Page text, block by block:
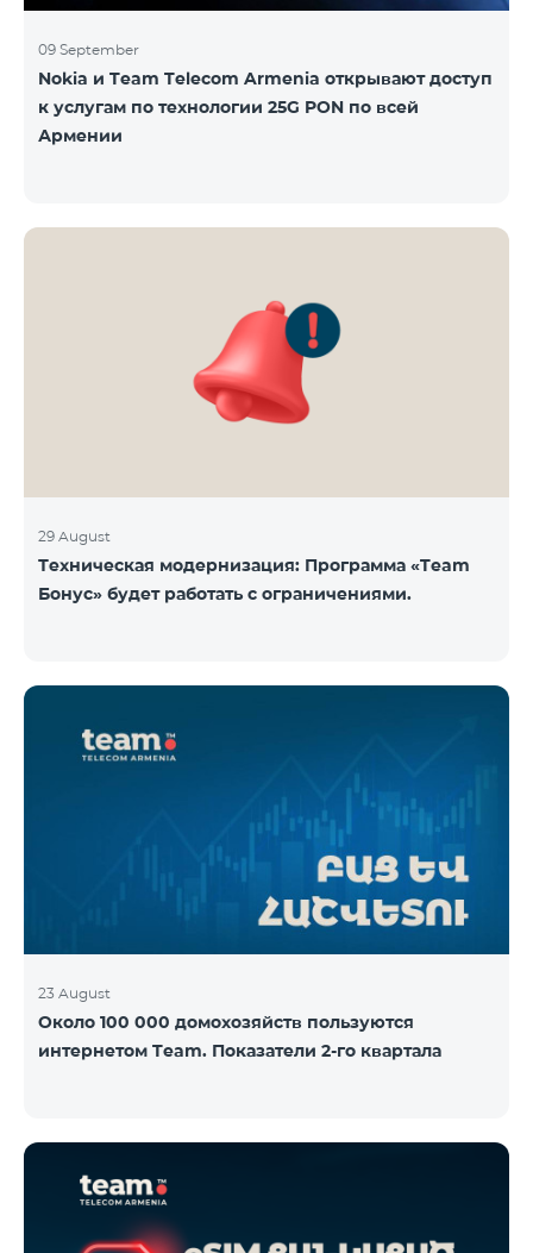
09 September
Nokia и Team Telecom Armenia открывают доступ
к услугам по технологии 25G PON по всей
Армении
29 August
Техническая модернизация: Программа «Team
Бонус» будет работать с ограничениями.
23 August
Около 100 000 домохозяйств пользуются
интернетом Team. Показатели 2-го квартала